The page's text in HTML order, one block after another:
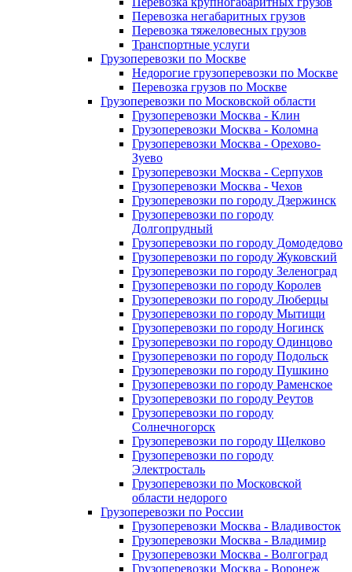
Перевозка негабаритных грузов
Перевозка тяжеловесных грузов
Транспортные услуги
Грузоперевозки по Москве
Недорогие грузоперевозки по Москве
Перевозка грузов по Москве
Грузоперевозки по Московской области
Грузоперевозки Москва - Клин
Грузоперевозки Москва - Коломна
Грузоперевозки Москва - Орехово-
Зуево
Грузоперевозки Москва - Серпухов
Грузоперевозки Москва - Чехов
Грузоперевозки по городу Дзержинск
Грузоперевозки по городу
Долгопрудный
Грузоперевозки по городу Домодедово
Грузоперевозки по городу Жуковский
Грузоперевозки по городу Зеленоград
Грузоперевозки по городу Королев
Грузоперевозки по городу Люберцы
Грузоперевозки по городу Мытищи
Грузоперевозки по городу Ногинск
Грузоперевозки по городу Одинцово
Грузоперевозки по городу Подольск
Грузоперевозки по городу Пушкино
Грузоперевозки по городу Раменское
Грузоперевозки по городу Реутов
Грузоперевозки по городу
Солнечногорск
Грузоперевозки по городу Щелково
Грузоперевозки по городу
Электросталь
Грузоперевозки по Московской
области недорого
Грузоперевозки по России
Грузоперевозки Москва - Владивосток
Грузоперевозки Москва - Владимир
Грузоперевозки Москва - Волгоград
Грузоперевозки Москва - Воронеж